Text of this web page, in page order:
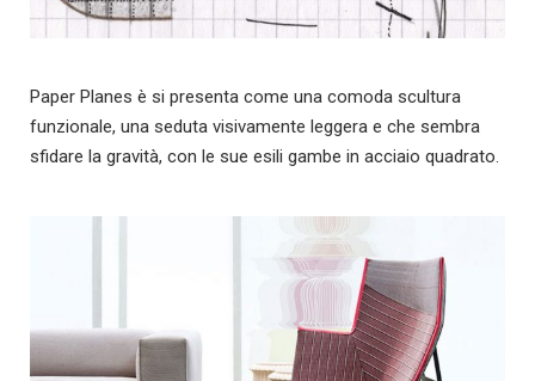
Paper Planes è si presenta come una comoda scultura
funzionale, una seduta visivamente leggera e che sembra
sfidare la gravità, con le sue esili gambe in acciaio quadrato.